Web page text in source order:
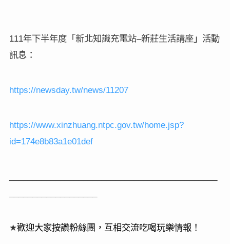
111年下半年度「新北知識充電站–新莊生活講座」活動
訊息：
https://newsday.tw/news/11207
https://www.xinzhuang.ntpc.gov.tw/home.jsp?
id=174e8b83a1e01def
★歡迎大家按讚粉絲團，互相交流吃喝玩樂情報！